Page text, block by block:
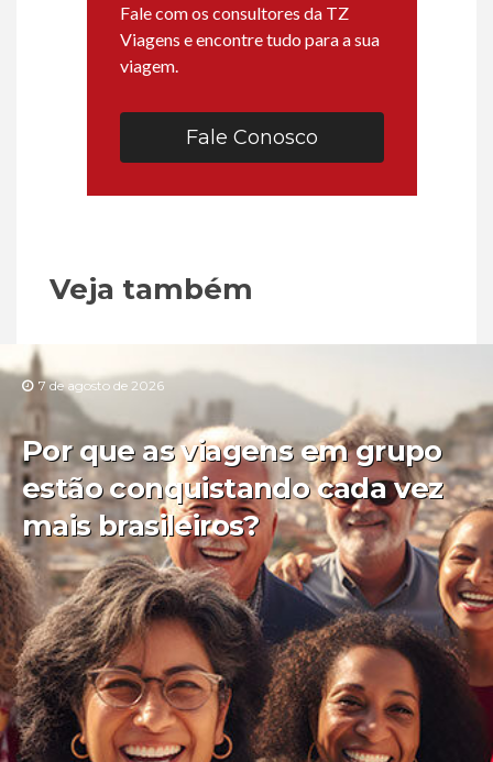
Fale com os consultores da TZ
Viagens e encontre tudo para a sua
viagem.
Fale Conosco
Veja também
7 de agosto de 2026
Por que as viagens em grupo
estão conquistando cada vez
mais brasileiros?